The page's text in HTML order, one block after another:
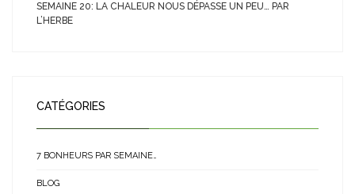
SEMAINE 20: LA CHALEUR NOUS DÉPASSE UN PEU… PAR
L’HERBE
CATÉGORIES
7 BONHEURS PAR SEMAINE…
BLOG